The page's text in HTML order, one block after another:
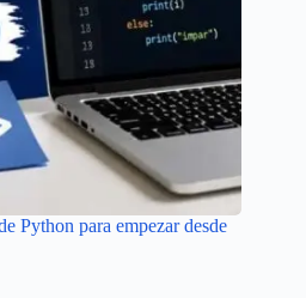
Python para empezar desde